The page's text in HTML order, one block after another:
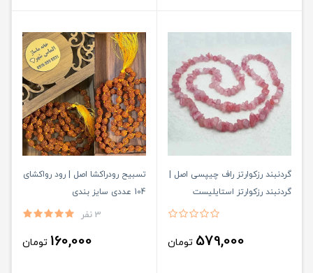
گردنبند رزکوارتز راف چیپسی اصل |
گردنبند رزکوارتز استایلیست
579,000 تومان
تسبیح رودراکشا اصل | رود رواکشای
104 عددی سایز بندی
3 نفر
160,000 تومان